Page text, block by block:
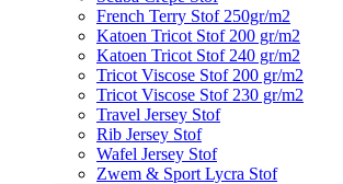
French Terry Stof 250gr/m2
Katoen Tricot Stof 200 gr/m2
Katoen Tricot Stof 240 gr/m2
Tricot Viscose Stof 200 gr/m2
Tricot Viscose Stof 230 gr/m2
Travel Jersey Stof
Rib Jersey Stof
Wafel Jersey Stof
Zwem & Sport Lycra Stof